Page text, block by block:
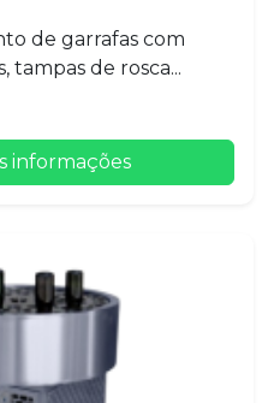
de garrafas com
tampas de rosca...
informações